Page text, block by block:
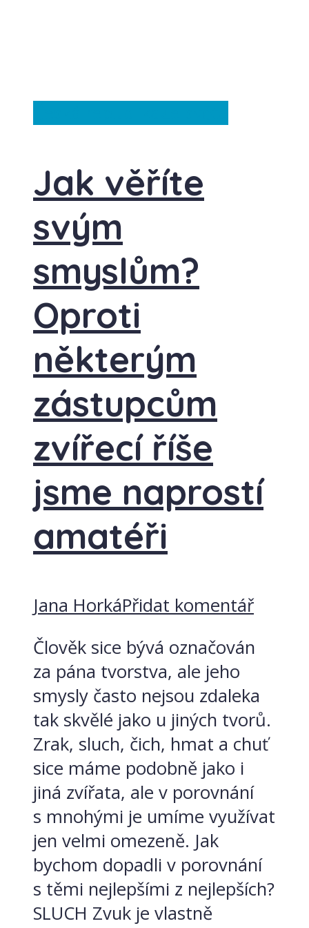
Jak věříte
svým
smyslům?
Oproti
některým
zástupcům
zvířecí říše
jsme naprostí
amatéři
Jana HorkáPřidat komentář
Člověk sice bývá označován
za pána tvorstva, ale jeho
smysly často nejsou zdaleka
tak skvělé jako u jiných tvorů.
Zrak, sluch, čich, hmat a chuť
sice máme podobně jako i
jiná zvířata, ale v porovnání
s mnohými je umíme využívat
jen velmi omezeně. Jak
bychom dopadli v porovnání
s těmi nejlepšími z nejlepších?
SLUCH Zvuk je vlastně